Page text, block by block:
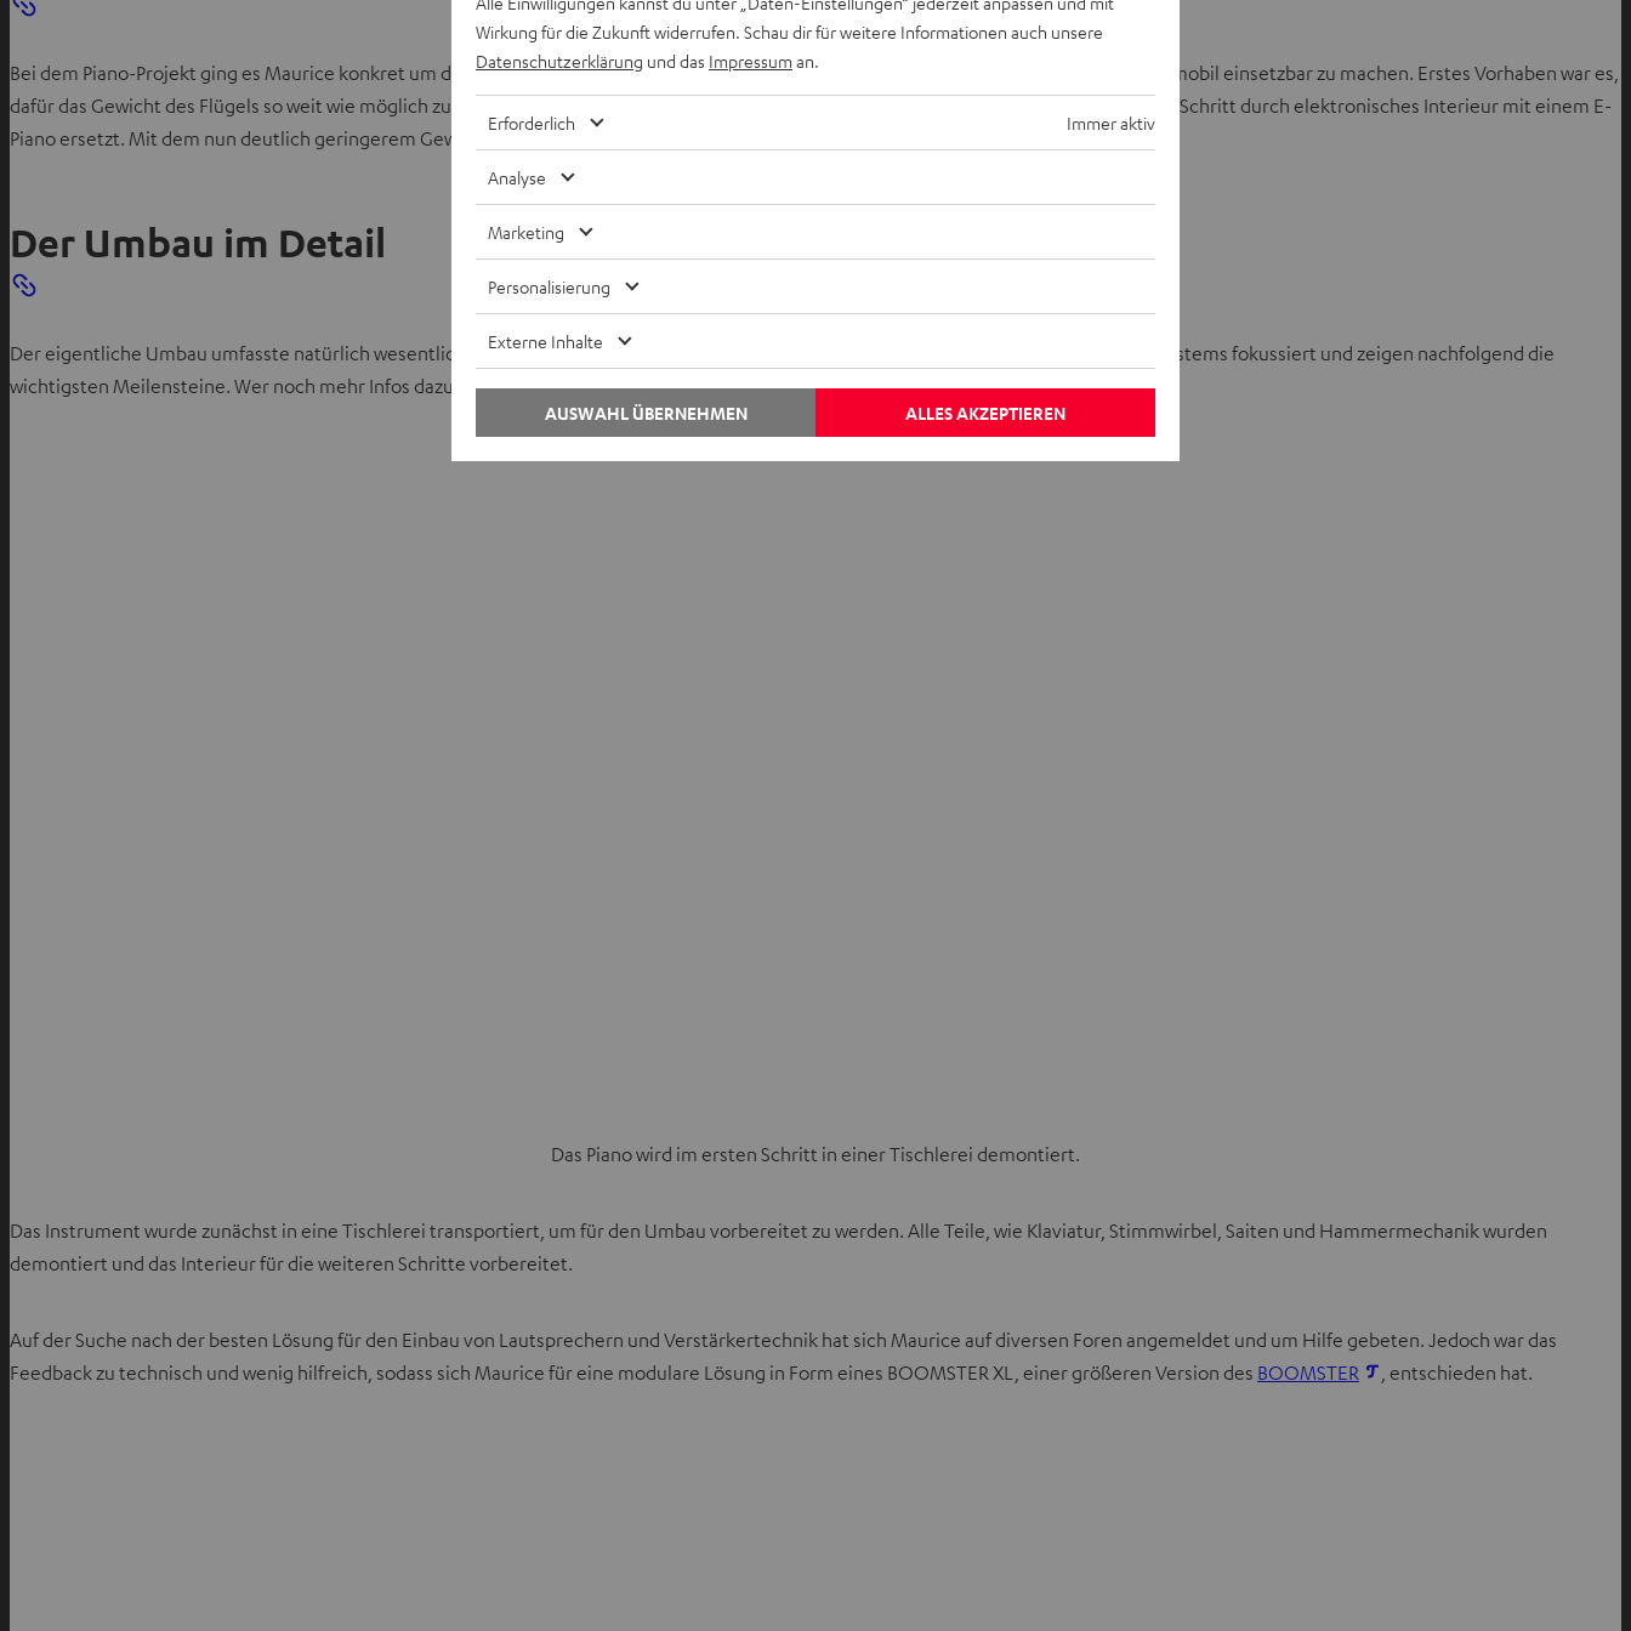
Bei dem Piano-Projekt ging es Maurice konkret um den Umbau eines ausrangierten Konzertflügels mit dem Ziel, diesen möglichst überall mobil einsetzbar zu machen. Erstes Vorhaben war es,
dafür das Gewicht des Flügels so weit wie möglich zu reduzieren. So wurde die ursprüngliche Mechanik komplett ausgebaut und Schritt für Schritt durch elektronisches Interieur mit einem E-
Piano ersetzt. Mit dem nun deutlich geringerem Gewicht kann der Flügel wesentlich einfacher transportiert werden.
Der Umbau im Detail
Der eigentliche Umbau umfasste natürlich wesentlich mehr Schritte als hier im Blog dargestellt. Wir haben uns auf ein Einbau des Soundsystems fokussiert und zeigen nachfolgend die
wichtigsten Meilensteine. Wer noch mehr Infos dazu lesen möchte, kann sich gern auch an Maurice wenden.
Das Piano wird im ersten Schritt in einer Tischlerei demontiert.
Das Instrument wurde zunächst in eine Tischlerei transportiert, um für den Umbau vorbereitet zu werden. Alle Teile, wie Klaviatur, Stimmwirbel, Saiten und Hammermechanik wurden
demontiert und das Interieur für die weiteren Schritte vorbereitet.
Auf der Suche nach der besten Lösung für den Einbau von Lautsprechern und Verstärkertechnik hat sich Maurice auf diversen Foren angemeldet und um Hilfe gebeten. Jedoch war das
Feedback zu technisch und wenig hilfreich, sodass sich Maurice für eine modulare Lösung in Form eines BOOMSTER XL, einer größeren Version des BOOMSTER , entschieden hat.
Wirkung für die Zukunft widerrufen. Schau dir für weitere Informationen auch unsere
Datenschutzerklärung und das Impressum an.
Erforderlich Immer aktiv
Analyse
Marketing
Personalisierung
Externe Inhalte
ALLES AKZEPTIEREN
AUSWAHL ÜBERNEHMEN